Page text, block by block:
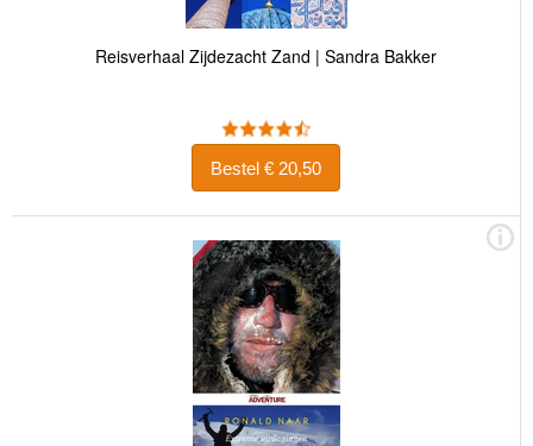
Reisverhaal Zijdezacht Zand | Sandra Bakker
Bestel € 20,50